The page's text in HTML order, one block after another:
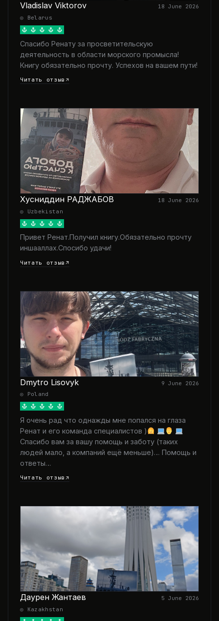
Vladislav Viktorov
18 June 2026
◎ Belarus
Спасибо Ренату за просветительскую
деятельность в области морского промысла!
Книгу обязательно прочту. Успехов на вашем пути!
Читать отзыв
Хусниддин РАДЖАБОВ
18 June 2026
◎ Uzbekistan
Привет Ренат.Получил книгу.Обязательно прочту
иншааллах.Спосибо удачи!
Читать отзыв
Dmytro Lisovyk
9 June 2026
◎ Poland
Я очень рад что однажды мне попался на глаза
Ренат и его команда специалистов )
Спасибо вам за вашу помощь и заботу (таких
людей мало, а компаний ещё меньше)… Помощь и
ответы…
Читать отзыв
Даурен Жантаев
5 June 2026
◎ Kazakhstan